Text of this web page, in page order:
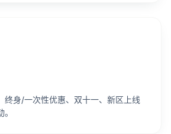
终身/一次性优惠、双十一、新区上线